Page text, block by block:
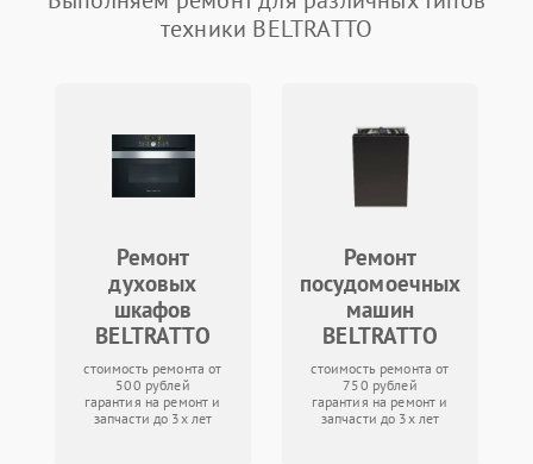
техники BELTRATTO
Ремонт
духовых
шкафов
BELTRATTO
стоимость ремонта от
500 рублей
гарантия на ремонт и
запчасти до 3х лет
Ремонт
посудомоечных
машин
BELTRATTO
стоимость ремонта от
750 рублей
гарантия на ремонт и
запчасти до 3х лет